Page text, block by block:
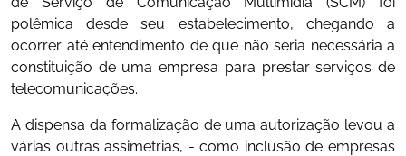
polêmica desde seu estabelecimento, chegando a
ocorrer até entendimento de que não seria necessária a
constituição de uma empresa para prestar serviços de
telecomunicações.
A dispensa da formalização de uma autorização levou a
várias outras assimetrias, - como inclusão de empresas